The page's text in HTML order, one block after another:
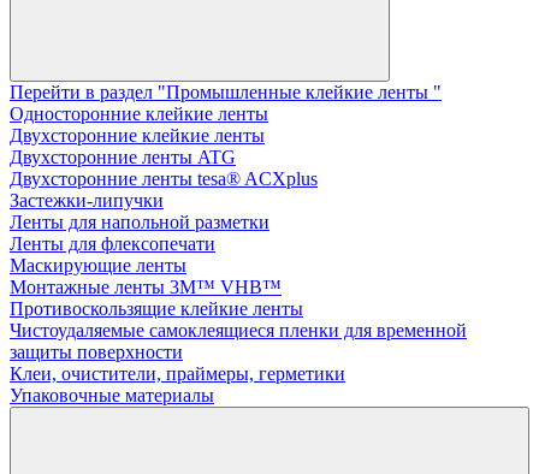
Перейти в раздел "Промышленные клейкие ленты "
Односторонние клейкие ленты
Двухсторонние клейкие ленты
Двухсторонние ленты ATG
Двухсторонние ленты tesa® ACXplus
Застежки-липучки
Ленты для напольной разметки
Ленты для флексопечати
Маскирующие ленты
Монтажные ленты 3M™ VHB™
Противоскользящие клейкие ленты
Чистоудаляемые самоклеящиеся пленки для временной
защиты поверхности
Клеи, очистители, праймеры, герметики
Упаковочные материалы